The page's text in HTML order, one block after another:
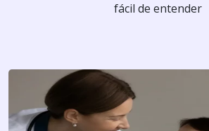
fácil de entender